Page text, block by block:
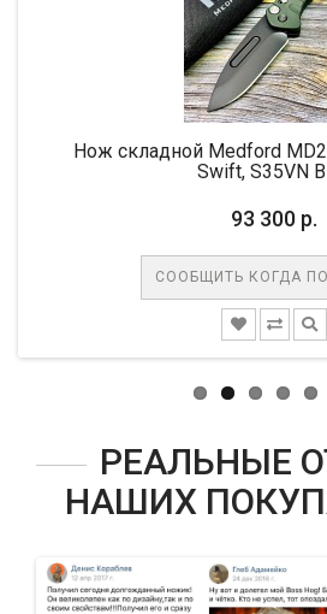
Нож складной Medford
Swift, S35VN
93 300 р.
СООБЩИТЬ КОГДА
РЕАЛЬНЫЕ
НАШИХ